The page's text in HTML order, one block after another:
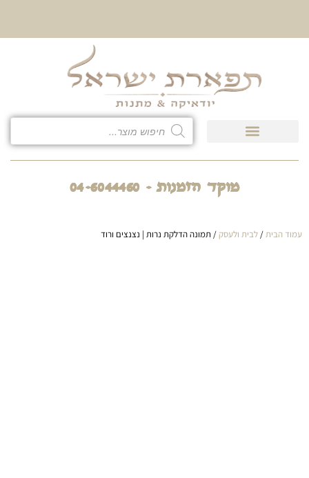
מוקד הזמנות - 04-6044460
עמוד הבית/ לבית ולעסק/ תמונה הדלקת נרות | נצנצים ורוד